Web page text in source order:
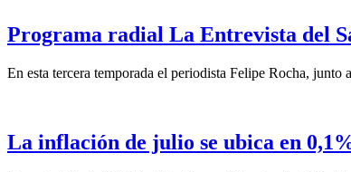
Programa radial La Entrevista del
En esta tercera temporada el periodista Felipe Rocha,
La inflación de julio se ubica en